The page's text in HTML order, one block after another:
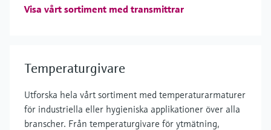
Visa vårt sortiment med transmittrar
Temperaturgivare
Utforska hela vårt sortiment med temperaturarmaturer
för industriella eller hygieniska applikationer över alla
branscher. Från temperaturgivare för ytmätning,